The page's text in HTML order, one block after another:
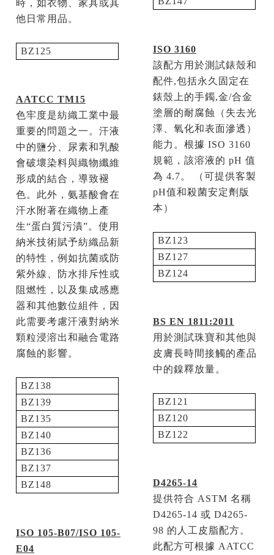
時，如衣物、家具或其
他日常用品。
BZ125
AATCC TM15
色牢度是紡織工業中最
重要的問題之一。汗液
中的鹽分、尿素和乳酸
會破壞染料與織物纖維
形成的結合，導致褪
色。此外，氨基酸會在
汗水附著在織物上產
生“蛋白質污漬”。使用
納米技術賦予紡織品新
的特性，例如抗菌或防
紫外線、防水排斥性或
阻燃性，以及集成感應
器和其他數位組件，因
此需要考慮汗液對納米
顆粒浸溶出和融合電路
腐蝕的影響。
BZ138
BZ139
BZ135
BZ140
BZ136
BZ137
BZ148
ISO 105-B07/ISO 105-
E04
ISO 3160
該配方用於測試錶殼和
配件,包括永久固定在
錶殼上的手鐲,金/合金
塗層的耐腐蝕（失去光
澤、氧化和表面滲透）
能力。根據 ISO 3160
規範，該溶液的 pH 值
為 4.7。 （可提供客製
pH值和殺菌安定劑版
本）
BZ123
BZ127
BZ124
BS EN 1811:2011
用於測試珠寶和其他與
皮膚長時間接觸的產品
中的鎳釋放量。
BZ121
BZ120
BZ122
D4265-14
提供符合 ASTM 名稱
D4265-14 或 D4265-
98 的人工皮脂配方。
此配方可根據 AATCC